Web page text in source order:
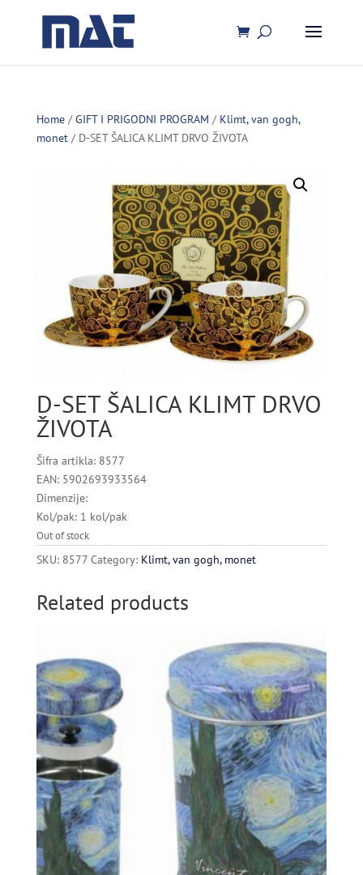
Home/GIFT I PRIGODNI PROGRAM / Klimt, van gogh,
monet/ D-SET ŠALICA KLIMT DRVO ŽIVOTA
D-SET ŠALICA KLIMT DRVO
ŽIVOTA
Šifra artikla: 8577
EAN: 5902693933564
Dimenzije:
Kol/pak: 1 kol/pak
Out of stock
SKU: 8577 Category: Klimt, van gogh, monet
Related products